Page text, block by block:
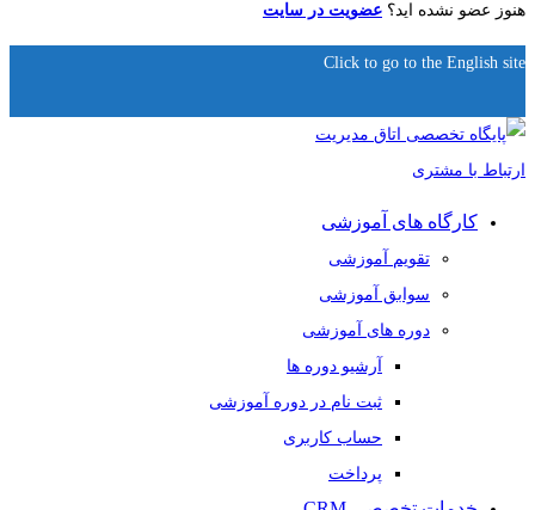
هنوز عضو نشده اید؟ عضویت در سایت
Click to go to the English site
کارگاه های آموزشی
تقویم آموزشی
سوابق آموزشی
دوره های آموزشی
آرشیو دوره ها
ثبت نام در دوره آموزشی
حساب کاربری
پرداخت